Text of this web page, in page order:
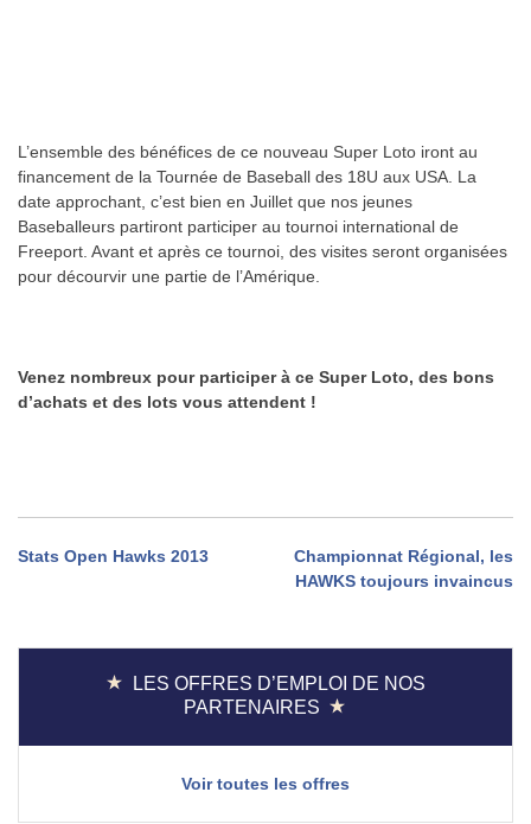
L’ensemble des bénéfices de ce nouveau Super Loto iront au
financement de la Tournée de Baseball des 18U aux USA. La
date approchant, c’est bien en Juillet que nos jeunes
Baseballeurs partiront participer au tournoi international de
Freeport. Avant et après ce tournoi, des visites seront organisées
pour décourvir une partie de l’Amérique.
Venez nombreux pour participer à ce Super Loto, des bons
d’achats et des lots vous attendent !
Navigation
l’article
Stats Open Hawks 2013
Championnat Régional, les
HAWKS toujours invaincus
LES OFFRES D’EMPLOI DE NOS
PARTENAIRES
Voir toutes les offres